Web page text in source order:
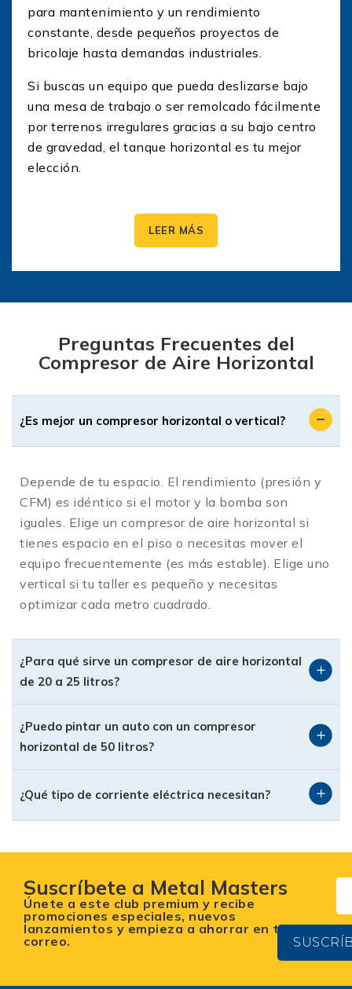
para mantenimiento y un rendimiento
constante, desde pequeños proyectos de
bricolaje hasta demandas industriales.
Si buscas un equipo que pueda deslizarse bajo
una mesa de trabajo o ser remolcado fácilmente
por terrenos irregulares gracias a su bajo centro
de gravedad, el tanque horizontal es tu mejor
elección.
Ventajas del Diseño Horizontal
¿Por qué sigue siendo el formato preferido por
mecánicos y carpinteros?
Estabilidad Superior: A diferencia de los
tiene un centro de gravedad bajo. Esto lo hace
mucho más seguro al transportarlo en
50 litros, suelen estar equipados con ruedas
robustas y un mango largo. Su forma permite
arrastrarlos como una maleta, facilitando el
trabajo en exteriores o en diferentes estaciones
del taller.
Fácil Mantenimiento: En la configuración
horizontal, el motor y la bomba están montados
facilita enormemente el acceso a las bandas,
filtros y bayonetas de aceite para sus revisiones
Capacidades para Cada
Proyecto
exacta para tu necesidad de aire:
– 25L)
horizontal 50 litros es perfecto para:
Hogar y Garaje: Inflado de llantas, sopleteado de
computadoras y limpieza de piezas.
LEER MÁS
Preguntas Frecuentes del
Compresor de Aire Horizontal
¿Es mejor un compresor horizontal o vertical?
Depende de tu espacio. El rendimiento (presión y
CFM) es idéntico si el motor y la bomba son
iguales. Elige un compresor de aire horizontal si
tienes espacio en el piso o necesitas mover el
equipo frecuentemente (es más estable). Elige uno
vertical si tu taller es pequeño y necesitas
optimizar cada metro cuadrado.
¿Para qué sirve un compresor de aire horizontal
de 20 a 25 litros?
¿Puedo pintar un auto con un compresor
horizontal de 50 litros?
¿Qué tipo de corriente eléctrica necesitan?
Suscríbete a Metal Masters
Únete a este club premium y recibe
promociones especiales, nuevos
lanzamientos y empieza a ahorrar en tu
correo.